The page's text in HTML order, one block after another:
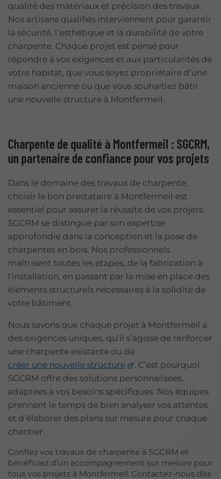
qualité des matériaux et précision des travaux.
Nos artisans qualifiés interviennent pour garantir
la sécurité, l’esthétique et la durabilité de votre
charpente. Chaque projet est pensé pour
répondre à vos exigences et aux particularités de
votre habitat, que vous soyez propriétaire d’une
maison ancienne ou que vous souhaitiez bâtir
une nouvelle structure à Montfermeil.
Charpente de qualité à Montfermeil : SGCRM,
un partenaire de confiance pour vos projets
Dans le domaine des travaux de charpente,
choisir le bon prestataire à Montfermeil est
essentiel pour assurer la réussite de vos projets.
SGCRM se distingue par son expertise
approfondie dans la conception et la pose de
charpentes en bois. Nos professionnels
maîtrisent toutes les étapes, de la fabrication à
l'installation, en passant par la mise en place des
éléments structurels nécessaires à la solidité de
votre bâtiment.
Nous savons que chaque projet à Montfermeil a
des exigences uniques, qu’il s’agisse de renforcer
une charpente existante ou de
créer une nouvelle structure
. C’est pourquoi
SGCRM offre des solutions personnalisées,
adaptées à vos besoins spécifiques. Nos équipes
prennent le temps de bien analyser vos attentes
et d’élaborer des plans sur mesure pour chaque
chantier.
Confiez vos travaux de charpente à SGCRM et
bénéficiez d’un accompagnement sur mesure pour
tous vos projets à Montfermeil. Contactez-nous dès